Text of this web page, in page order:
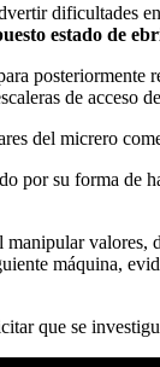
dificultades
estado de
posteriormente
de acceso
del micrero
por su forma
máquina,
que se